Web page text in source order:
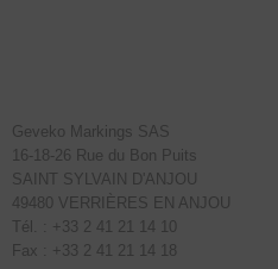
Geveko Markings SAS
16-18-26 Rue du Bon Puits
SAINT SYLVAIN D'ANJOU
49480 VERRIÈRES EN ANJOU
Tél. : +33 2 41 21 14 10
Fax : +33 2 41 21 14 18